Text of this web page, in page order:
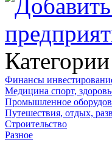
Категории
Финансы
Медицина спорт,
Промышленное
Путешествия, отдых,
Строительство
Разное